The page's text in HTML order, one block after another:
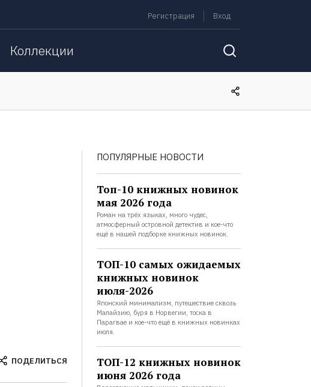
Регистрация Вход
Коллекции
ПОДЕЛИТЬСЯ
ПОПУЛЯРНЫЕ НОВОСТИ
Топ-10 книжных новинок
мая 2026 года
Роман на трёх языках, много чудес,
атмосферный островной детектив и кое-что
ещё в нашей подборке книжных новинок.
ТОП-10 самых ожидаемых
книжных новинок
июля-2026
Японский минимализм, путешествие сквозь
Малайзию, буря в Норвегии, тоска в
Парагвае и кое-что ещё в книжных новинках
июля.
ТОП-12 книжных новинок
июня 2026 года